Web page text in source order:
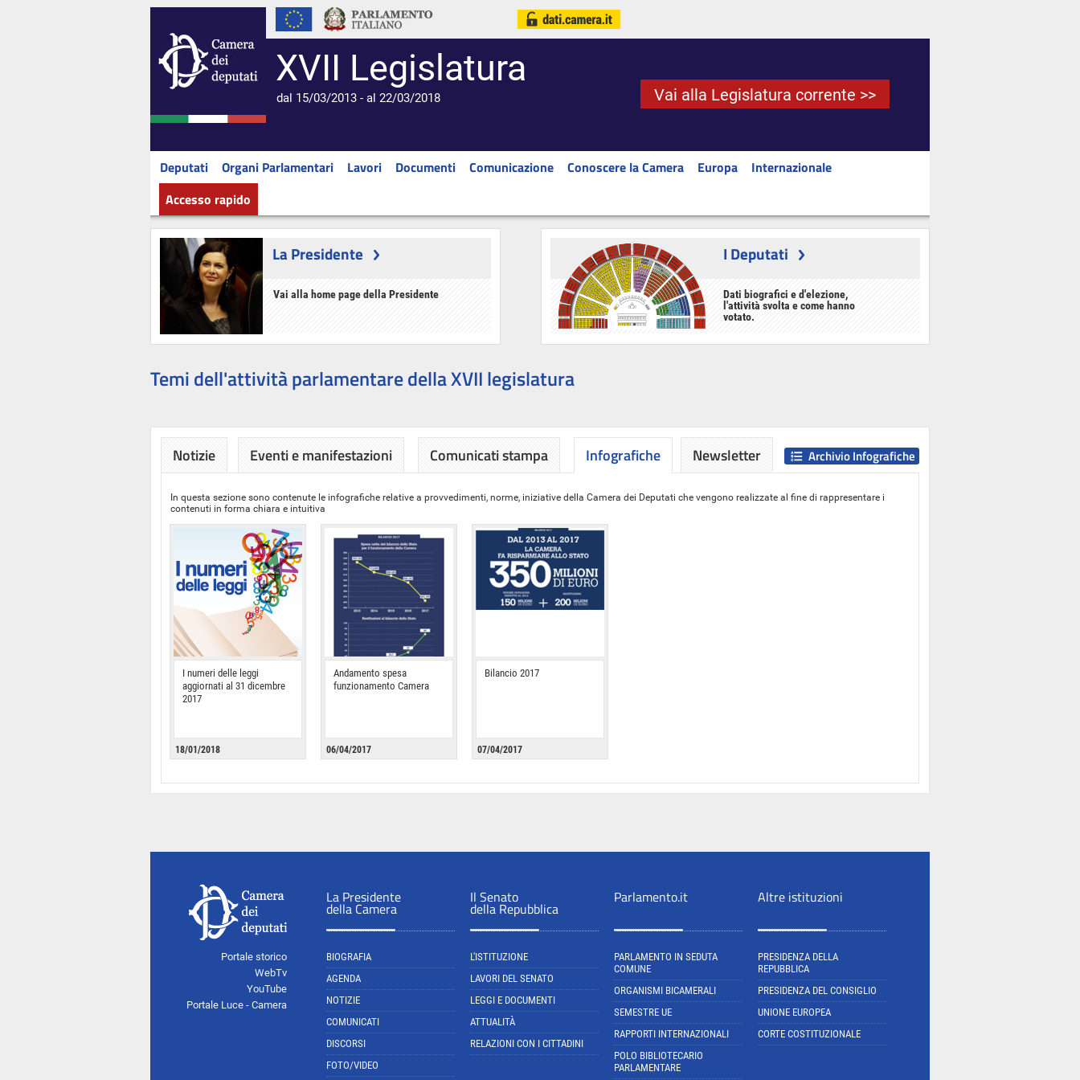
XVII Legislatura
dal 15/03/2013 - al 22/03/2018 Vai alla Legislatura corrente >>
Deputati Organi Parlamentari Lavori Documenti Comunicazione Conoscere la Camera Europa
Internazionale
Accesso rapido
La Presidente
Vai alla home page della Presidente
I Deputati
Dati biografici e d'elezione,
l'attività svolta e come hanno
votato.
Temi dell'attività parlamentare della XVII legislatura
Notizie Eventi e manifestazioni Comunicati stampa Infografiche
In questa sezione sono contenute le infografiche relative a provvedimenti, norme, iniziative della Camera dei Deputati che vengono realizzate al fine di rappresentare i
contenuti in forma chiara e intuitiva
I numeri delle leggi
aggiornati al 31 dicembre
2017
18/01/2018
Andamento spesa
funzionamento Camera
06/04/2017
Bilancio 2017
07/04/2017
Archivio Infografiche
Newsletter
Portale storico
WebTv
YouTube
Portale Luce - Camera
La Presidente
della Camera
BIOGRAFIA
AGENDA
NOTIZIE
COMUNICATI
DISCORSI
FOTO/VIDEO
Il Senato
della Repubblica
L'ISTITUZIONE
LAVORI DEL SENATO
LEGGI E DOCUMENTI
ATTUALITÀ
RELAZIONI CON I CITTADINI
Parlamento.it
PARLAMENTO IN SEDUTA
COMUNE
ORGANISMI BICAMERALI
SEMESTRE UE
RAPPORTI INTERNAZIONALI
POLO BIBLIOTECARIO
PARLAMENTARE
Altre istituzioni
PRESIDENZA DELLA
REPUBBLICA
PRESIDENZA DEL CONSIGLIO
UNIONE EUROPEA
CORTE COSTITUZIONALE